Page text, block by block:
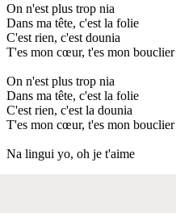
On n'est plus trop nia
Dans ma tête, c'est la folie
C'est rien, c'est dounia
T'es mon cœur, t'es mon bouclier
On n'est plus trop nia
Dans ma tête, c'est la folie
C'est rien, c'est la dounia
T'es mon cœur, t'es mon bouclier
Na lingui yo, oh je t'aime